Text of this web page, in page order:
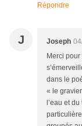
Répondre
J Joseph
Merci
dans le
« le
l’eau et